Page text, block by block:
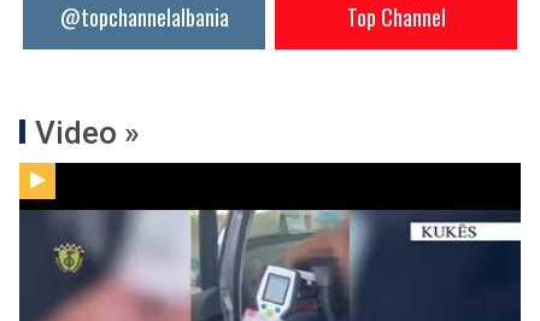
@topchannelalbania Top Channel
Video »